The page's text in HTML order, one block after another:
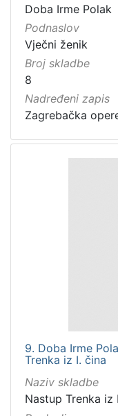
Doba Irme Polak
Podnaslov
Vječni ženik
Broj skladbe
8
Nadređeni zapis
Zagrebačka
9. Doba Irme
Trenka iz I. čina
Naziv skladbe
Nastup Trenka iz